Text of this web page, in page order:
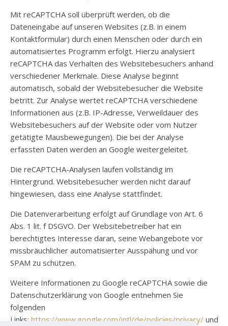
Mit reCAPTCHA soll überprüft werden, ob die
Dateneingabe auf unseren Websites (z.B. in einem
Kontaktformular) durch einen Menschen oder durch ein
automatisiertes Programm erfolgt. Hierzu analysiert
reCAPTCHA das Verhalten des Websitebesuchers anhand
verschiedener Merkmale. Diese Analyse beginnt
automatisch, sobald der Websitebesucher die Website
betritt. Zur Analyse wertet reCAPTCHA verschiedene
Informationen aus (z.B. IP-Adresse, Verweildauer des
Websitebesuchers auf der Website oder vom Nutzer
getätigte Mausbewegungen). Die bei der Analyse
erfassten Daten werden an Google weitergeleitet.
Die reCAPTCHA-Analysen laufen vollständig im
Hintergrund. Websitebesucher werden nicht darauf
hingewiesen, dass eine Analyse stattfindet.
Die Datenverarbeitung erfolgt auf Grundlage von Art. 6
Abs. 1 lit. f DSGVO. Der Websitebetreiber hat ein
berechtigtes Interesse daran, seine Webangebote vor
missbräuchlicher automatisierter Ausspähung und vor
SPAM zu schützen.
Weitere Informationen zu Google reCAPTCHA sowie die
Datenschutzerklärung von Google entnehmen Sie
folgenden
Links: https://www.google.com/intl/de/policies/privacy/ und